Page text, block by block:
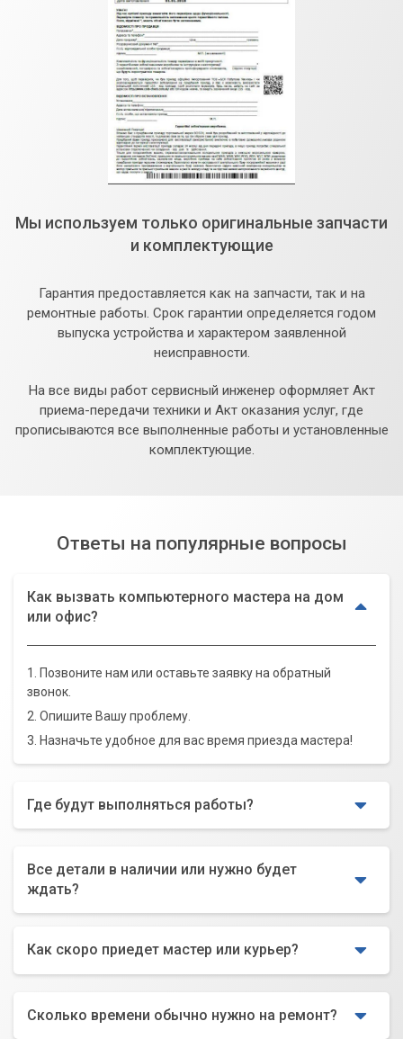
Мы используем только оригинальные запчасти
и комплектующие
Гарантия предоставляется как на запчасти, так и на
ремонтные работы. Срок гарантии определяется годом
выпуска устройства и характером заявленной
неисправности.
На все виды работ сервисный инженер оформляет Акт
приема-передачи техники и Акт оказания услуг, где
прописываются все выполненные работы и установленные
комплектующие.
Ответы на популярные вопросы
Как вызвать компьютерного мастера на дом
или офис?
1. Позвоните нам или оставьте заявку на обратный
звонок.
2. Опишите Вашу проблему.
3. Назначьте удобное для вас время приезда мастера!
Где будут выполняться работы?
Все детали в наличии или нужно будет
ждать?
Как скоро приедет мастер или курьер?
Сколько времени обычно нужно на ремонт?